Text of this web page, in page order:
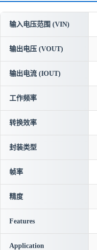
输入电压范围 (VIN)
输出电压 (VOUT)
输出电流 (IOUT)
工作频率
转换效率
封装类型
帧率
精度
Features
Application